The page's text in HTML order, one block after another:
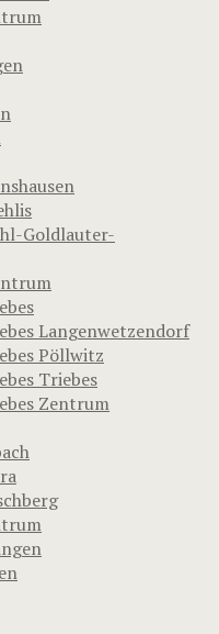
Goldlauter-
Langenwetzendorf
Pöllwitz
Triebes
Zentrum